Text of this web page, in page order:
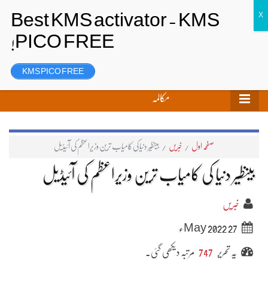
رجسٹر
مکالمہ
صفحہ اول / خبریں / بینظیر دنیا کی کامیاب ترین وزیراعظم کی آئیڈیل
بینظیر دنیا کی کامیاب ترین وزیراعظم کی آئیڈیل
خبریں
27 May 2022ء
یہ تحریر 747 مرتبہ دیکھی گئی۔
KMS PICO FREE